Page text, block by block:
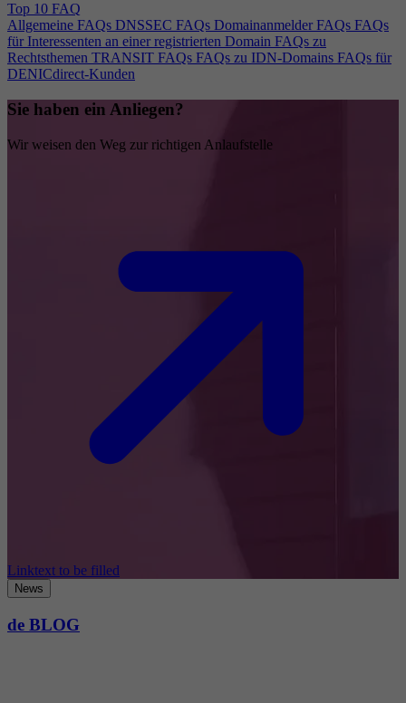
Top 10 FAQ
Allgemeine FAQs DNSSEC FAQs Domainanmelder FAQs FAQs
für Interessenten an einer registrierten Domain FAQs zu
Rechtsthemen TRANSIT FAQs FAQs zu IDN-Domains FAQs für
DENICdirect-Kunden
Sie haben ein Anliegen?
Wir weisen den Weg zur richtigen Anlaufstelle
Linktext to be filled
News
de BLOG